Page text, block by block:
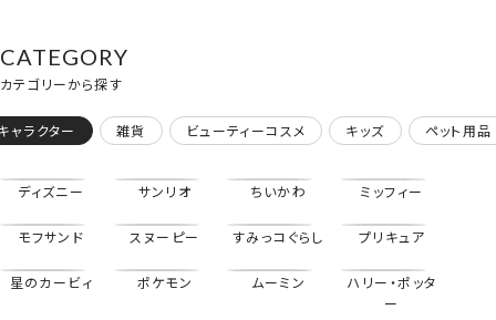
ーム付きアクリルキ
ーホルダー ＜ マイ
メロディ / クロミ /
＞ 粧美堂 shobido
ゴースト ハウス シ
リーズ
CATEGORY
カテゴリーから探す
ャラクター 雑貨 ビューティーコスメ キッズ ペット用品
ディズニー サンリオ ちいかわ ミッフィー
モフサンド スヌーピー すみっコぐらし プリキュア
星のカービィ ポケモン ムーミン
ハリー・ポッタ
ー